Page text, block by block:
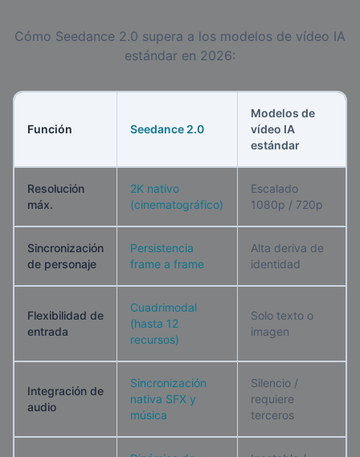
Cómo Seedance 2.0 supera a los modelos de vídeo IA
estándar en 2026:
Función Seedance 2.0
Modelos de
vídeo IA
estándar
Resolución
máx.
2K nativo
(cinematográfico)
Escalado
1080p / 720p
Sincronización
de personaje
Persistencia
frame a frame
Alta deriva de
identidad
Flexibilidad de
entrada
Cuadrimodal
(hasta 12
recursos)
Solo texto o
imagen
Integración de
audio
Sincronización
nativa SFX y
música
Silencio /
requiere
terceros